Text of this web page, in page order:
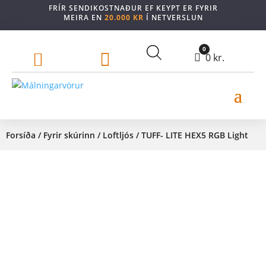
FRÍR SENDIKOSTNAÐUR EF KEYPT ER FYRIR
MEIRA EN 20.000 KR Í NETVERSLUN
  Cart
0
0 kr.
Forsíða / Fyrir skúrinn / Loftljós / TUFF- LITE HEX5 RGB Light